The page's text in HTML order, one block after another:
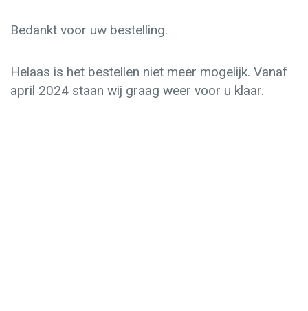
Bedankt voor uw bestelling.
Helaas is het bestellen niet meer mogelijk. Vanaf
april 2024 staan wij graag weer voor u klaar.